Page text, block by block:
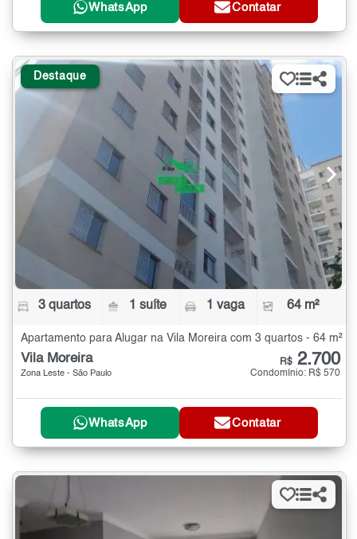
WhatsApp Contatar
Destaque
3 quartos 1 suíte 1 vaga 64 m²
Apartamento para Alugar na Vila Moreira com 3 quartos - 64 m²
Vila Moreira
Zona Leste - São Paulo
R$ 2.700
Condomínio: R$ 570
WhatsApp Contatar